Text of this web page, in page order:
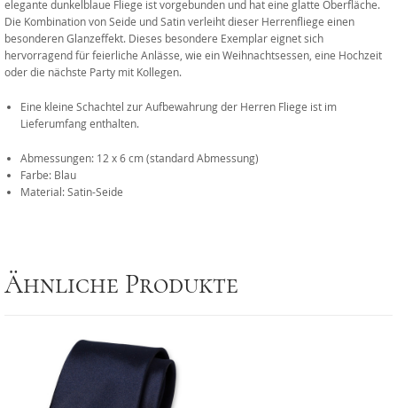
elegante dunkelblaue Fliege ist vorgebunden und hat eine glatte Oberfläche.
Die Kombination von Seide und Satin verleiht dieser Herrenfliege einen
besonderen Glanzeffekt. Dieses besondere Exemplar eignet sich
hervorragend für feierliche Anlässe, wie ein Weihnachtsessen, eine Hochzeit
oder die nächste Party mit Kollegen.
Eine kleine Schachtel zur Aufbewahrung der Herren Fliege ist im
Lieferumfang enthalten.
Abmessungen: 12 x 6 cm (standard Abmessung)
Farbe: Blau
Material: Satin-Seide
Ähnliche Produkte